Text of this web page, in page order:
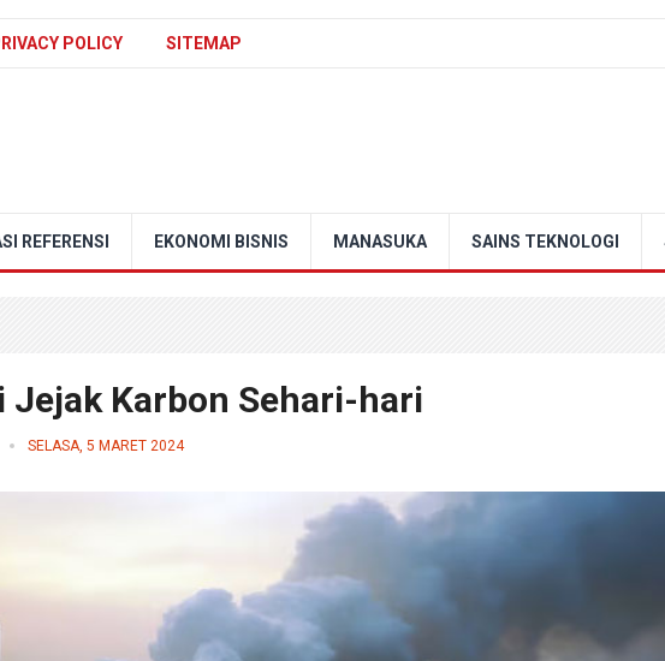
POLICY SITEMAP
REFERENSI EKONOMI BISNIS MANASUKA SAINS TEKNOLOGI
Jejak Karbon Sehari-hari
SELASA, 5 MARET 2024